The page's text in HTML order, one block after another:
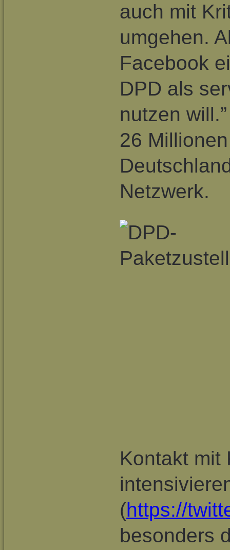
auch mit
umgehen.
Facebook
DPD als
nutzen
26
Netzwerk.
Kontakt mit
(https://
besonders